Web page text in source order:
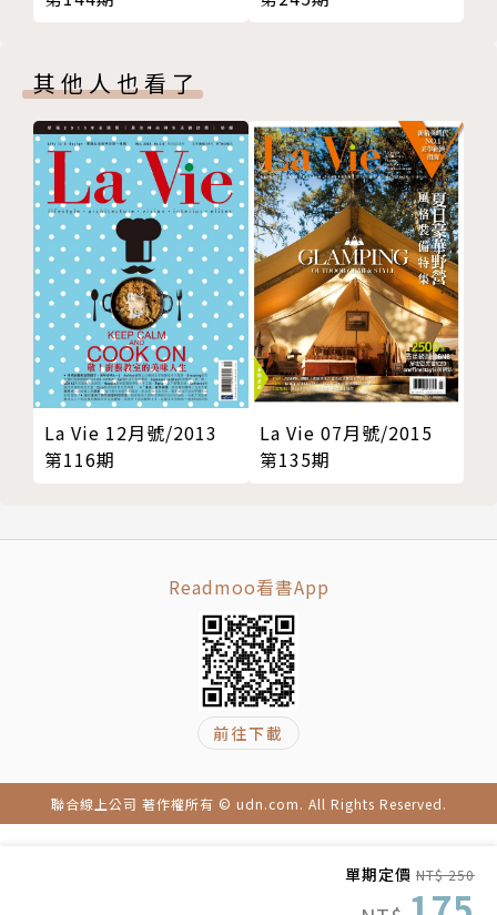
單期定價 NT$ 250
034 STYLE從巴黎到東京，迪奧先生的東洋織夢
策展人Florence Müller解析
040 PEOPLE任何電影類型，
都是一種心理懸疑戲
專訪《關於我和鬼變成家人的那件事》導演程偉豪
046 BIZ INSIGNT線上展覽的付費新市場
專訪線上看展平台ARTOGO
096 TECH Vlog新手的相機入門指南
在新的一年，為生活紀錄帶來有感升級
《鬼歸代言人》與《SC 驚釀小酒館》的完售魔力
108 LIFESTYLE超乎想像的無酒精搭餐
專訪國際名廚江振誠、Coast 餐廳經理Poey、
萃釅AINSI THÉ 主理人Angela
114 VIVA GOURMET尋味之旅 珍藏大自然的餽贈
其他人也看了
La Vie 12月號/2013
第116期
La Vie 07月號/2015
第135期
Readmoo看書App
前往下載
聯合線上公司 著作權所有 © udn.com. All Rights Reserved.